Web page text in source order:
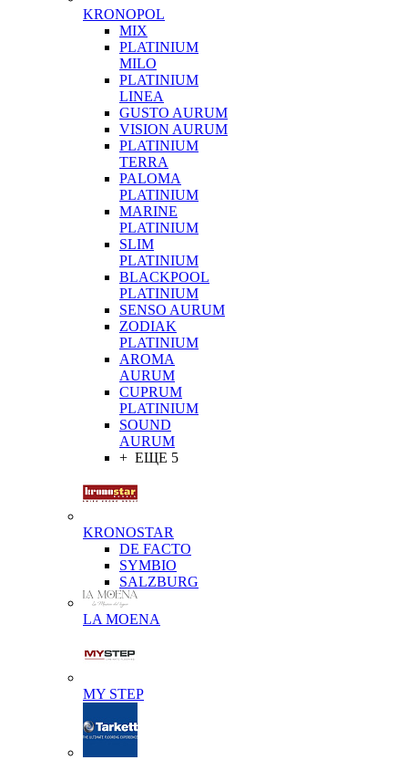
KRONOPOL
MIX
PLATINIUM
MILO
PLATINIUM
LINEA
GUSTO AURUM
VISION AURUM
PLATINIUM
TERRA
PALOMA
PLATINIUM
MARINE
PLATINIUM
SLIM
PLATINIUM
BLACKPOOL
PLATINIUM
SENSO AURUM
ZODIAK
PLATINIUM
AROMA
AURUM
CUPRUM
PLATINIUM
SOUND
AURUM
+ ЕЩЕ 5
KRONOSTAR
DE FACTO
SYMBIO
SALZBURG
LA MOENA
MY STEP